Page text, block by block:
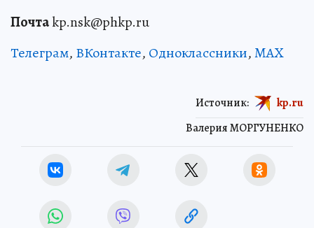
Почтаkp.nsk@phkp.ru
Телеграм, ВКонтакте, Одноклассники,MAX
Валерия МОРГУНЕНКО
Источник: kp.ru